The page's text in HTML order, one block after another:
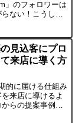
」のフォロワーは
ない！こうした
の仕組みが、上
。見込客にプロ
来店に導く方
的に届ける仕組み
来店に導けるよ
らの提案事例」